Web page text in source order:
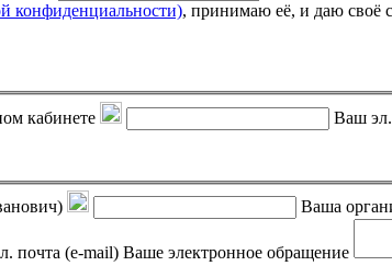
конфиденциальности), принимаю её, и даю своё согласие на обработку своих персональных данных (фамилии, имени,
кабинете
Ваш эл.
Ваша
почта (e-mail) Ваше электронное обращение